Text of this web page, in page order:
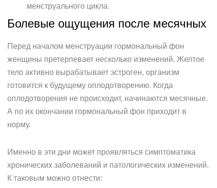
менструального цикла.
Болевые ощущения после месячных
Перед началом менструации гормональный фон
женщины претерпевает несколько изменений. Желтое
тело активно вырабатывает эстроген, организм
готовится к будущему оплодотворению. Когда
оплодотворения не происходит, начинаются месячные.
А по их окончании гормональный фон приходит в
норму.
Именно в эти дни может проявляться симптоматика
хронических заболеваний и патологических изменений.
К таковым можно отнести: